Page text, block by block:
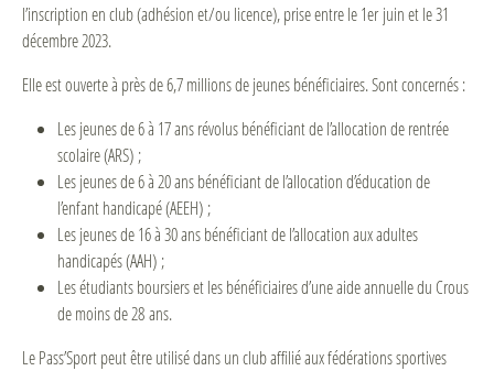
l’inscription en club (adhésion et/ou licence), prise entre le 1er juin et le 31
décembre 2023.
Elle est ouverte à près de 6,7 millions de jeunes bénéficiaires. Sont concernés :
Les jeunes de 6 à 17 ans révolus bénéficiant de l’allocation de rentrée
scolaire (ARS) ;
Les jeunes de 6 à 20 ans bénéficiant de l’allocation d’éducation de
l’enfant handicapé (AEEH) ;
Les jeunes de 16 à 30 ans bénéficiant de l’allocation aux adultes
handicapés (AAH) ;
Les étudiants boursiers et les bénéficiaires d’une aide annuelle du Crous
de moins de 28 ans.
Le Pass’Sport peut être utilisé dans un club affilié aux fédérations sportives